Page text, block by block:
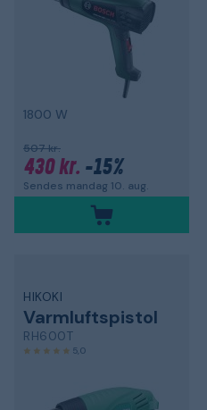
1800 W
507 kr.
430 kr. -15%
Sendes mandag 10. aug.
HIKOKI
Varmluftspistol
RH600T
5,0